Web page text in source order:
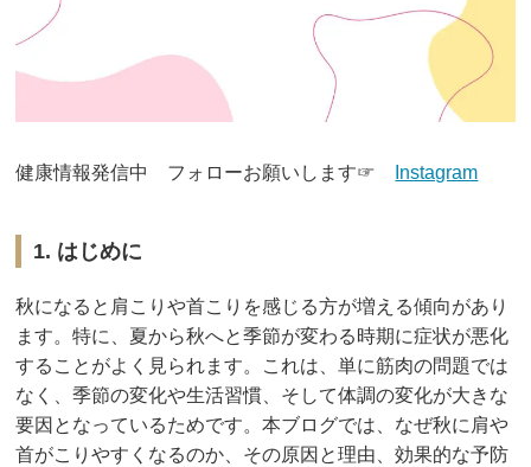
健康情報発信中 フォローお願いします☞ Instagram
1. はじめに
秋になると肩こりや首こりを感じる方が増える傾向があり
ます。特に、夏から秋へと季節が変わる時期に症状が悪化
することがよく見られます。これは、単に筋肉の問題では
なく、季節の変化や生活習慣、そして体調の変化が大きな
要因となっているためです。本ブログでは、なぜ秋に肩や
首がこりやすくなるのか、その原因と理由、効果的な予防